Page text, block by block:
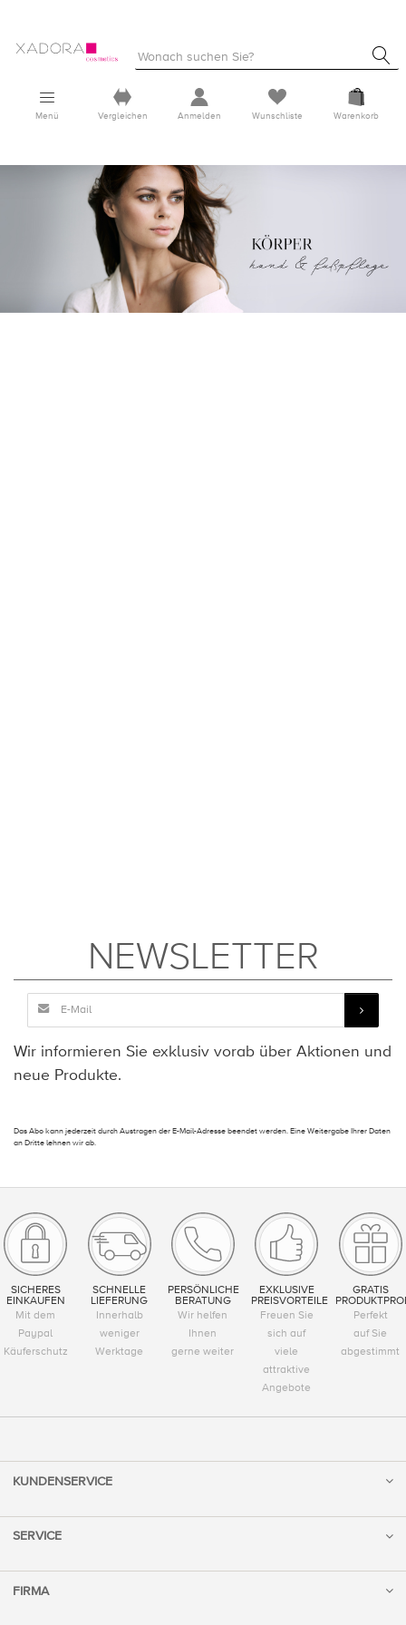
Menü Vergleichen Anmelden Wunschliste Warenkorb
NEWSLETTER
Wir informieren Sie exklusiv vorab über Aktionen und
neue Produkte.
Das Abo kann jederzeit durch Austragen der E-Mail-Adresse beendet werden. Eine Weitergabe Ihrer Daten
an Dritte lehnen wir ab.
SICHERES
EINKAUFEN
Mit dem
Paypal
Käuferschutz
SCHNELLE
LIEFERUNG
Innerhalb
weniger
Werktage
PERSÖNLICHE
BERATUNG
Wir helfen
Ihnen
gerne weiter
EXKLUSIVE
PREISVORTEILE
Freuen Sie
sich auf
viele
attraktive
Angebote
GRATIS
Perfekt
auf Sie
abgestimmt
KUNDENSERVICE
SERVICE
FIRMA